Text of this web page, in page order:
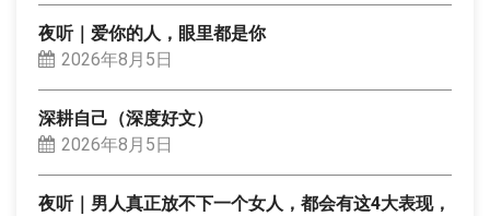
夜听｜爱你的人，眼里都是你
2026年8月5日
深耕自己（深度好文）
2026年8月5日
夜听｜男人真正放不下一个女人，都会有这4大表现，